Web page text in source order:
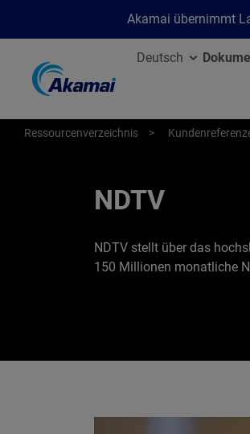
Akamai übernimmt
Deutsch
Ressourcenverzeichnis
NDTV
NDTV stellt über das
150 Millionen monatliche